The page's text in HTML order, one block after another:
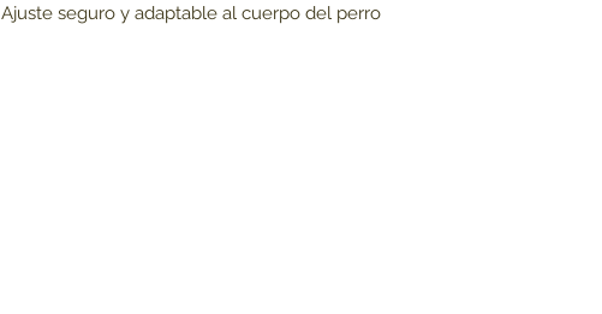
Ajuste seguro y adaptable al cuerpo del perro